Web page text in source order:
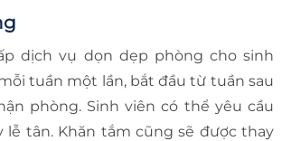
dịch vụ dọn dẹp phòng cho sinh
tuần một lần, bắt đầu từ tuần sau
phòng. Sinh viên có thể yêu cầu
lễ tân. Khăn tắm cũng sẽ được thay